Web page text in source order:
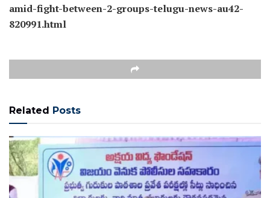
amid-fight-between-2-groups-telugu-news-au42-
820991.html
Related Posts